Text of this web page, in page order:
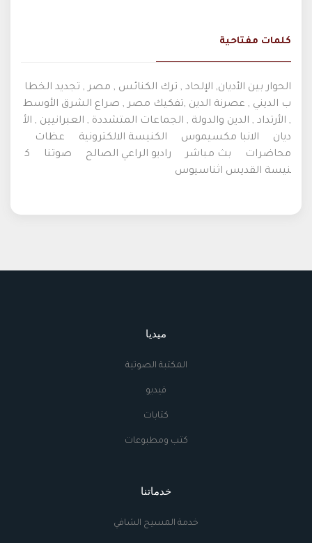
كلمات مفتاحية
الحوار بين الأديان, الإلحاد , ترك الكنائس , مصر , تجديد الخطا
ب الديني , عصرنة الدين ,تفكيك مصر , صراع الشرق الأوسط
, الأرتداد , الدين والدولة , الجماعات المتشددة , العبرانيين , الأ
ديان
الانبا مكسيموس الكنيسة الالكترونية
عظات
محاضرات
بث مباشر راديو الراعي الصالح صوتنا
ك
نيسة القديس اثناسيوس
ميديا
المكتبة الصوتية
فيديو
كتابات
كتب ومطبوعات
خدماتنا
خدمة المسيح الشافي